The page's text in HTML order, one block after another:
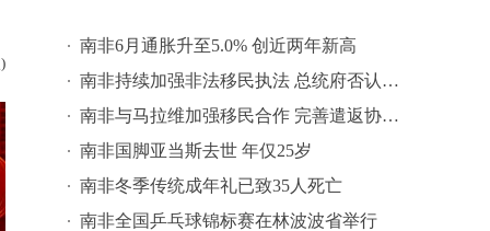
南非6月通胀升至5.0% 创近两年新高
南非持续加强非法移民执法 总统府否认遭非洲国家“孤立”
南非与马拉维加强移民合作 完善遣返协调机制
南非国脚亚当斯去世 年仅25岁
南非冬季传统成年礼已致35人死亡
南非全国乒乓球锦标赛在林波波省举行